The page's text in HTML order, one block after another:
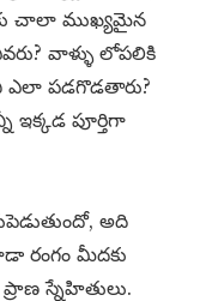
చాలా ముఖ్యమైన
వాళ్ళు లోపలికి
ఎలా పడగొడతారు?
పూర్తిగా
అది
రంగం మీదకు
స్నేహితులు.